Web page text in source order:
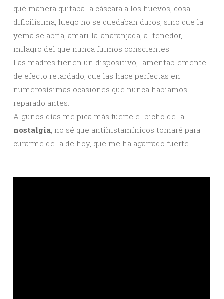
qué manera quitaba la cáscara a los huevos, cosa
dificilísima, luego no se quedaban duros, sino que la
yema se abría, amarilla-anaranjada, al tenedor,
milagro del que nunca fuimos conscientes.
Las madres tienen un dispositivo, lamentablemente
de efecto retardado, que las hace perfectas en
numerosísimas ocasiones que nunca habíamos
reparado antes.
Algunos días me pica más fuerte el bicho de la
nostalgia , no sé que antihistamínicos tomaré para
curarme de la de hoy, que me ha agarrado fuerte.